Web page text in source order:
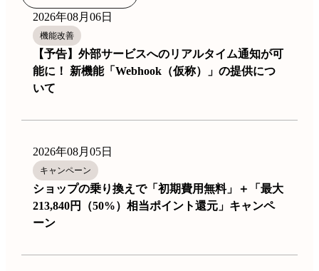
2026年08月06日
機能改善
【予告】外部サービスへのリアルタイム通知が可
能に！ 新機能「Webhook（仮称）」の提供につ
いて
2026年08月05日
キャンペーン
ショップの乗り換えで「初期費用無料」＋「最大
213,840円（50%）相当ポイント還元」キャンペ
ーン